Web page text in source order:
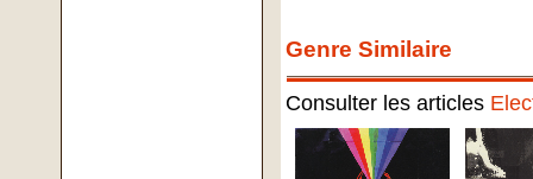
Genre Similaire
Consulter les articles